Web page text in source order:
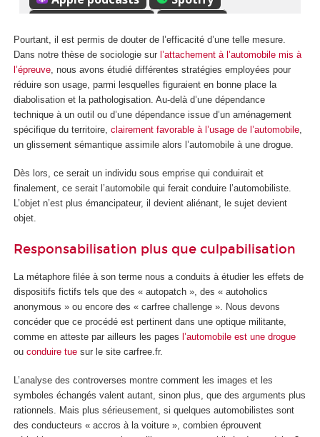
Pourtant, il est permis de douter de l’efficacité d’une telle mesure.
Dans notre thèse de sociologie sur l’attachement à l’automobile mis à
l’épreuve , nous avons étudié différentes stratégies employées pour
réduire son usage, parmi lesquelles figuraient en bonne place la
diabolisation et la pathologisation. Au-delà d’une dépendance
technique à un outil ou d’une dépendance issue d’un aménagement
spécifique du territoire, clairement favorable à l’usage de l’automobile
un glissement sémantique assimile alors l’automobile à une drogue.
Dès lors, ce serait un individu sous emprise qui conduirait et
finalement, ce serait l’automobile qui ferait conduire l’automobiliste.
L’objet n’est plus émancipateur, il devient aliénant, le sujet devient
objet.
Responsabilisation plus que culpabilisation
La métaphore filée à son terme nous a conduits à étudier les effets de
dispositifs fictifs tels que des « autopatch », des « autoholics
anonymous » ou encore des « carfree challenge ». Nous devons
concéder que ce procédé est pertinent dans une optique militante,
comme en atteste par ailleurs les pages l’automobile est une drogue
ou conduire tue sur le site carfree.fr.
L’analyse des controverses montre comment les images et les
symboles échangés valent autant, sinon plus, que des arguments plus
rationnels. Mais plus sérieusement, si quelques automobilistes sont
des conducteurs « accros à la voiture », combien éprouvent